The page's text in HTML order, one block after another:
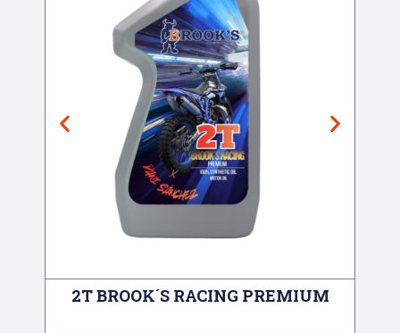
2T BROOK´S RACING PREMIUM